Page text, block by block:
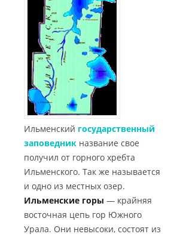
Ильменский государственный
заповедник название свое
получил от горного хребта
Ильменского. Так же называется
и одно из местных озер.
Ильменские горы — крайняя
восточная цепь гор Южного
Урала. Они невысоки, состоят из